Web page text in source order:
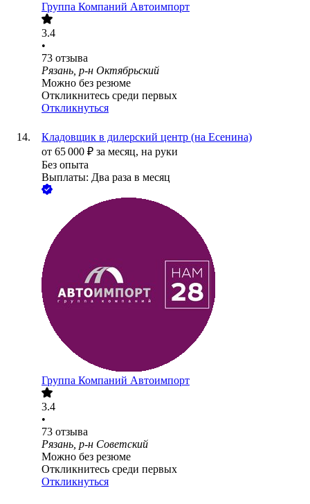
Группа Компаний Автоимпорт
3.4
•
73 отзыва
Рязань, р-н Октябрьский
Можно без резюме
Откликнитесь среди первых
Откликнуться
Кладовщик в дилерский центр (на Есенина)
от 65 000 ₽ за месяц, на руки
Без опыта
Выплаты: Два раза в месяц
Группа Компаний Автоимпорт
3.4
•
73 отзыва
Рязань, р-н Советский
Можно без резюме
Откликнитесь среди первых
Откликнуться